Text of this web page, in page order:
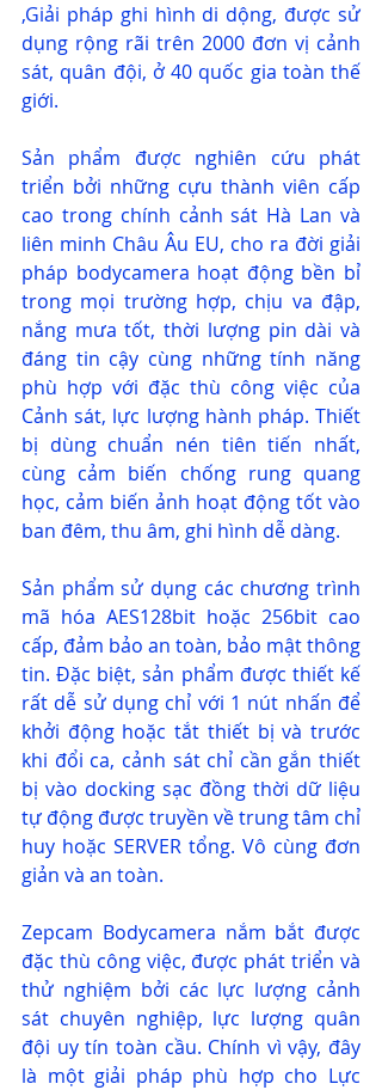
,Giải pháp ghi hình di dộng, được sử
dụng rộng rãi trên 2000 đơn vị cảnh
sát, quân đội, ở 40 quốc gia toàn thế
giới.
Sản phẩm được nghiên cứu phát
triển bởi những cựu thành viên cấp
cao trong chính cảnh sát Hà Lan và
liên minh Châu Âu EU, cho ra đời giải
pháp bodycamera hoạt động bền bỉ
trong mọi trường hợp, chịu va đập,
nắng mưa tốt, thời lượng pin dài và
đáng tin cậy cùng những tính năng
phù hợp với đặc thù công việc của
Cảnh sát, lực lượng hành pháp. Thiết
bị dùng chuẩn nén tiên tiến nhất,
cùng cảm biến chống rung quang
học, cảm biến ảnh hoạt động tốt vào
ban đêm, thu âm, ghi hình dễ dàng.
Sản phẩm sử dụng các chương trình
mã hóa AES128bit hoặc 256bit cao
cấp, đảm bảo an toàn, bảo mật thông
tin. Đặc biệt, sản phẩm được thiết kế
rất dễ sử dụng chỉ với 1 nút nhấn để
khởi động hoặc tắt thiết bị và trước
khi đổi ca, cảnh sát chỉ cần gắn thiết
bị vào docking sạc đồng thời dữ liệu
tự động được truyền về trung tâm chỉ
huy hoặc SERVER tổng. Vô cùng đơn
giản và an toàn.
Zepcam Bodycamera nắm bắt được
đặc thù công việc, được phát triển và
thử nghiệm bởi các lực lượng cảnh
sát chuyên nghiệp, lực lượng quân
đội uy tín toàn cầu. Chính vì vậy, đây
là một giải pháp phù hợp cho Lực